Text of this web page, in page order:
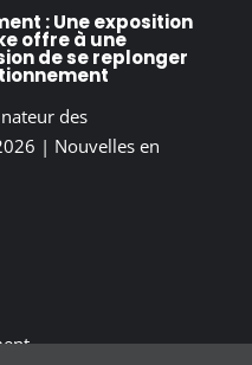
: Une exposition
offre à une
de se replonger
des
| Nouvelles en